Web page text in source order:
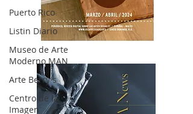
Puerto Rico
Listin Diario
Museo de Arte
Moderno MAN
Arte Berry's
Centro de la
Imagen
OCA|News 31 / Marzo-Abril / 2024